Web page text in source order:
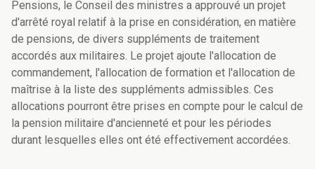
Pensions, le Conseil des ministres a approuvé un projet
d'arrêté royal relatif à la prise en considération, en matière
de pensions, de divers suppléments de traitement
accordés aux militaires. Le projet ajoute l'allocation de
commandement, l'allocation de formation et l'allocation de
maîtrise à la liste des suppléments admissibles. Ces
allocations pourront être prises en compte pour le calcul de
la pension militaire d'ancienneté et pour les périodes
durant lesquelles elles ont été effectivement accordées.